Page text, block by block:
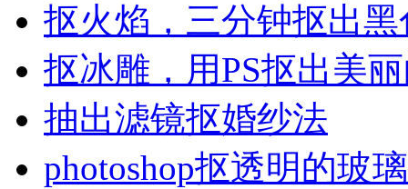
抠火焰，三分钟抠出
抠冰雕，用PS抠出美
抽出滤镜抠婚纱法
photoshop抠透明的玻